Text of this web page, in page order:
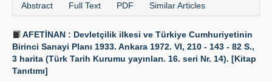
Abstract Full Text PDF Similar Articles
AFETİNAN : Devletçilik ilkesi ve Türkiye Cumhuriyetinin
Birinci Sanayi Planı 1933. Ankara 1972. VI, 210 - 143 - 82 S.,
3 harita (Türk Tarih Kurumu yayınları. 16. seri Nr. 14). [Kitap
Tanıtımı]